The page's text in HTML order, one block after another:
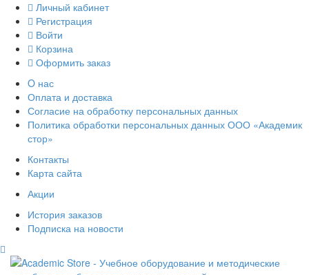
Личный кабинет
Регистрация
Войти
Корзина
Оформить заказ
O нас
Оплата и доставка
Согласие на обработку персональных данных
Политика обработки персональных данных ООО «Академик
стор»
Контакты
Карта сайта
Акции
История заказов
Подписка на новости